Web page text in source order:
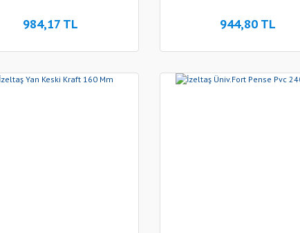
984,17 TL 944,80 TL